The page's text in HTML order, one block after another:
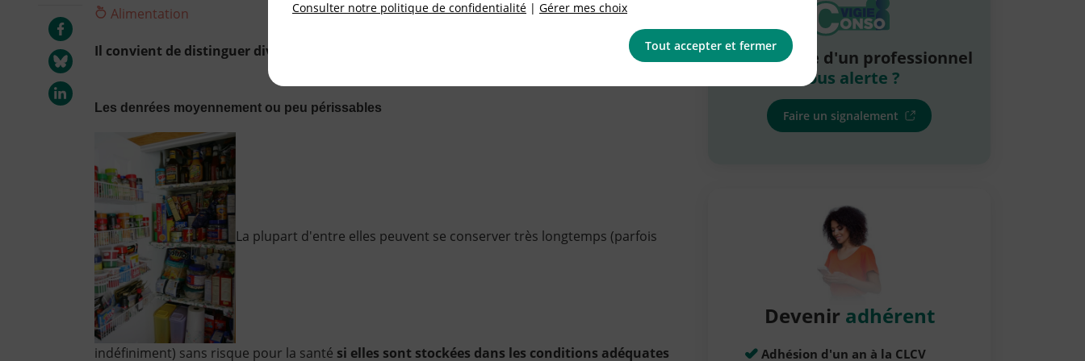
Alimentation
Il convient de distinguer diverses catégories de produits alimentaires :
Les denrées moyennement ou peu périssables
La plupart d'entre elles peuvent se conserver très longtemps (parfois
indéfiniment) sans risque pour la santé si elles sont stockées dans les conditions adéquates
La pratique d'un professionnel
vous alerte ?
Faire un signalement
Devenir adhérent
Adhésion d'un an à la CLCV
Consulter notre politique de confidentialité | Gérer mes choix
Tout accepter et fermer